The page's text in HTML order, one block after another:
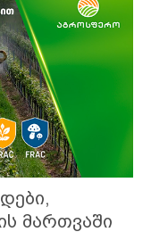
მართვაში